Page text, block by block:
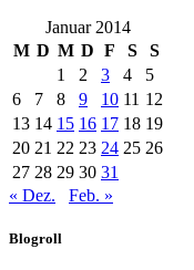
Januar 2014
M D M D F S
S
1
2 3 4
5
6
7 8 9 10 11 12
13 14 15 16 17 18 19
20 21 22 23 24 25 26
27 28 29 30 31
« Dez.
Feb. »
Blogroll